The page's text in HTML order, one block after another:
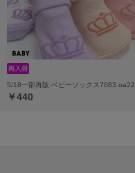
5/18一部再販 ベビーソックス7083 oa22
￥440